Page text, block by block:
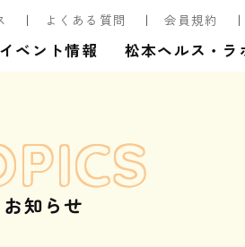
よくある質問 会員規約
イベント情報 松本ヘルス・ラ
お知らせ